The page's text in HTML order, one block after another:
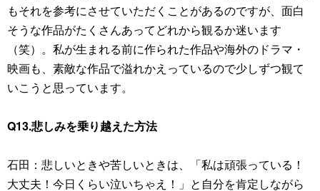
もそれを参考にさせていただくことがあるのですが、面白
そうな作品がたくさんあってどれから観るか迷います
（笑）。私が生まれる前に作られた作品や海外のドラマ・
映画も、素敵な作品で溢れかえっているので少しずつ観て
いこうと思っています。
Q13.悲しみを乗り越えた方法
石田：悲しいときや苦しいときは、「私は頑張っている！
大丈夫！今日くらい泣いちゃえ！」と自分を肯定しながら